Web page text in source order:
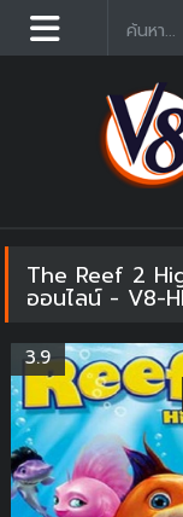
ดูหนังออนไลน์ฟรี
The Reef 2
ออนไลน์ - V8-
3.9